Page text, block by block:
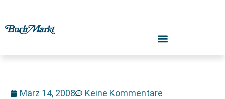
März 14, 2008 Keine Kommentare